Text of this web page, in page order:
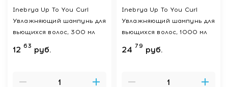
Inebrya Up To You Curl
Увлажняющий шампунь для
вьющихся волос, 300 мл
12 63 руб.
Inebrya Up To You Curl
Увлажняющий шампунь для
вьющихся волос, 1000 мл
24 79 руб.